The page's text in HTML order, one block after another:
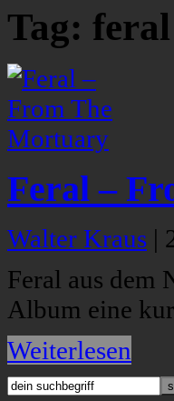
Tag: feral
Feral –
Walter Kraus |
Feral aus dem
Album eine
Weiterlesen